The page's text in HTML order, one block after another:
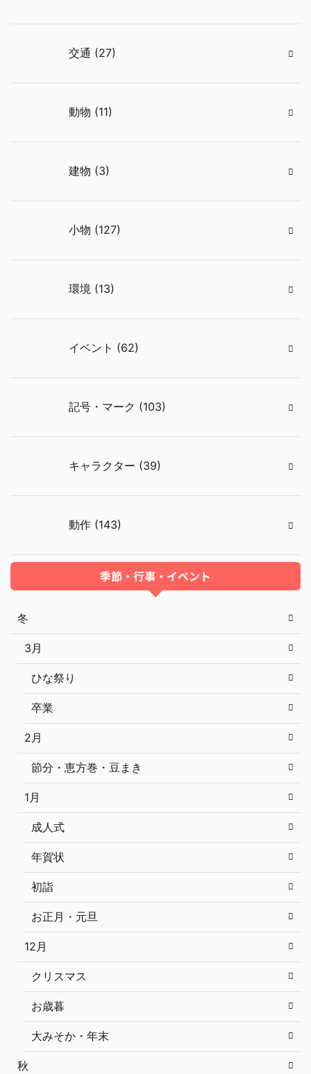
交通 (27)
動物 (11)
建物 (3)
小物 (127)
環境 (13)
イベント (62)
記号・マーク (103)
キャラクター (39)
動作 (143)
季節・行事・イベント
冬
3月
ひな祭り
卒業
2月
節分・恵方巻・豆まき
1月
成人式
年賀状
初詣
お正月・元旦
12月
クリスマス
お歳暮
大みそか・年末
秋